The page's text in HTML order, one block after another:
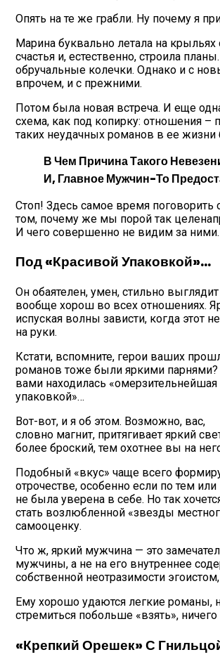
Опять на те же грабли. Ну почему я
Марина буквально летала на крыльях
счастья и, естественно, строила
обручальные колечки. Однако и с
впрочем, и с прежними.
Потом была новая встреча. И еще
схема, как под копирку: отношения
таких неудачных романов в ее жизни
В Чем Причина Такого
И, Главное Мужчин-То
Стоп! Здесь самое время поговорить
том, почему же мы порой так
И чего совершенно не видим за ними.
Под «красивой Упаковкой»…
Он обаятелен, умен, стильно
вообще хорош во всех отношениях.
испуская волны зависти, когда этот
на руки.
Кстати, вспомните, герои ваших
романов тоже были яркими
вами находилась
упаковкой»…
Вот-вот, и я об этом. Возможно, вас,
словно магнит, притягивает яркий
более броский, тем охотнее вы на
Подобный «вкус» чаще всего
отрочестве, особенно если по тем
не была уверена в себе. Но так
стать возлюбленной «звезды
самооценку.
Что ж, яркий мужчина — это
мужчины, а не на его внутреннее
собственной неотразимости
Ему хорошо удаются легкие романы,
стремиться побольше «взять»,
«Крепкий Орешек» С